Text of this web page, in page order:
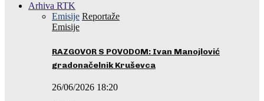
Arhiva RTK
Emisije Reportaže
Emisije
RAZGOVOR S POVODOM: Ivan Manojlović
gradonačelnik Kruševca
26/06/2026 18:20